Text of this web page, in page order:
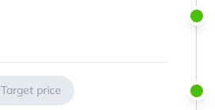
Target price